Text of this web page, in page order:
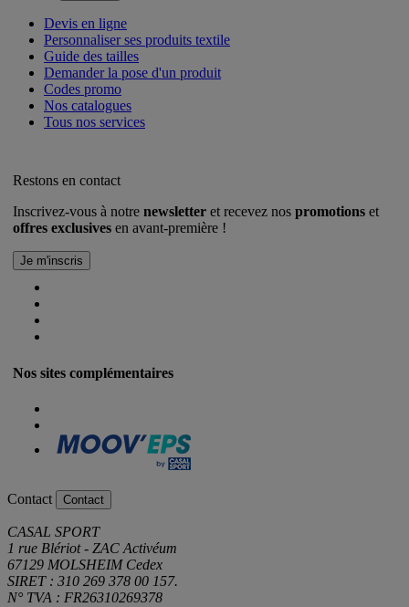
Devis en ligne
Personnaliser ses produits textile
Guide des tailles
Demander la pose d'un produit
Codes promo
Nos catalogues
Tous nos services
Restons en contact
Inscrivez-vous à notre newsletter et recevez nos promotions et
offres exclusives en avant-première !
Nos sites complémentaires
Contact Contact
CASAL SPORT
1 rue Blériot - ZAC Activéum
67129 MOLSHEIM Cedex
SIRET : 310 269 378 00 157.
N° TVA : FR26310269378